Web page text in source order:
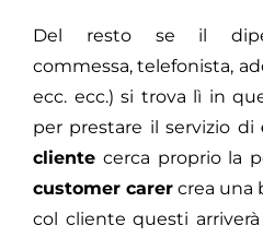
Del resto se il
commessa, telefonista,
ecc. ecc.) si trova lì in
per prestare il servizio di
clientecerca proprio la
customer carer crea una
col cliente questi